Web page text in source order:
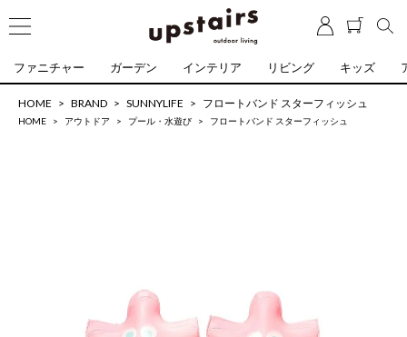
ファニチャー ガーデン インテリア リビング キッズ
HOME BRAND SUNNYLIFE フロートバンド スターフィッシュ
HOME アウトドア プール・水遊び フロートバンド スターフィッシュ